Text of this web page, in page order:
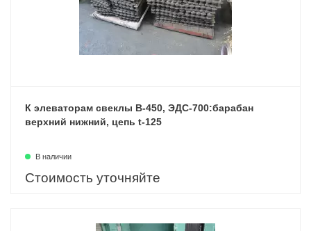
К элеваторам свеклы В-450, ЭДС-700:барабан
верхний нижний, цепь t-125
В наличии
Стоимость уточняйте